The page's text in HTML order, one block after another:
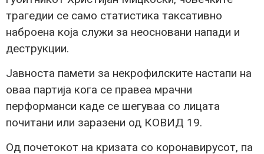
трагедии се само статистика таксативно
наброена која служи за неосновани напади и
деструкции.
Јавноста памети за некрофилските настапи на
оваа партија кога се правеа мрачни
перформанси каде се шегуваа со лицата
почитани или заразени од КОВИД 19.
Од почетокот на кризата со коронавирусот, па